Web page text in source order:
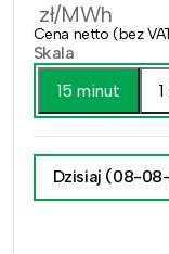
zł/MWh
Cena netto (bez
Skala
15 minut
Dzisiaj (08-